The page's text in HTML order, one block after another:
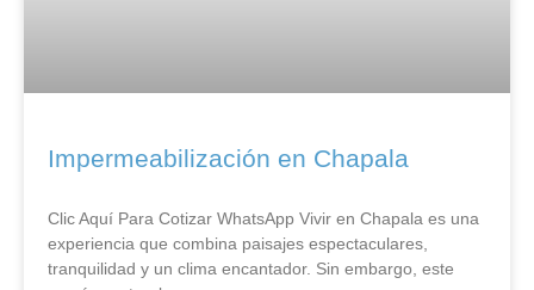
Impermeabilización en Chapala
Clic Aquí Para Cotizar​ WhatsApp Vivir en Chapala es una
experiencia que combina paisajes espectaculares,
tranquilidad y un clima encantador. Sin embargo, este